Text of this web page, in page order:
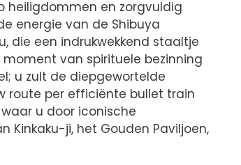
heiligdommen en zorgvuldig
energie van de Shibuya
die een indrukwekkend staaltje
van spirituele bezinning
u zult de diepgewortelde
route per efficiënte bullet train
u door iconische
ji, het Gouden Paviljoen,